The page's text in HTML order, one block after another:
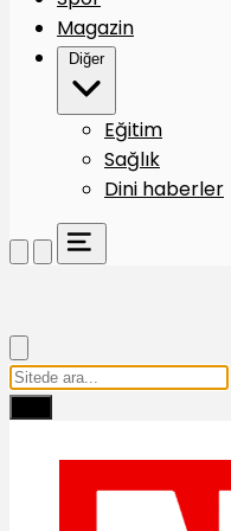
Magazin
Diğer
Eğitim
Sağlık
Dini haberler